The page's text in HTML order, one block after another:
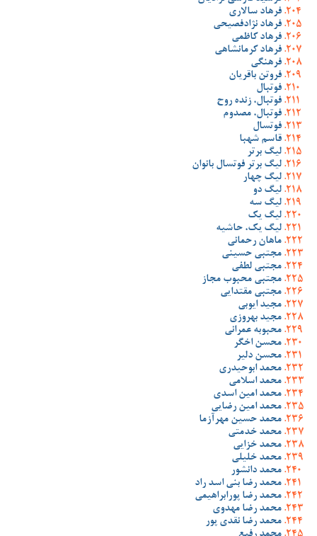
فرهاد سالاری
فرهاد نژادفصیحی
فرهاد کاظمی
فرهاد کرمانشاهی
فرهنگی
فروتن باقریان
فوتبال
فوتبال، زنده روح
فوتبال، مصدوم
فوتسال
قاسم شهبا
لیگ برتر
لیگ برتر فوتسال بانوان
لیگ چهار
لیگ دو
لیگ سه
لیگ یک
لیگ یک، حاشیه
ماهان رحمانی
مجتبی حسینی
مجتبی لطفی
مجتبی محبوب مجاز
مجتبی مقتدایی
مجید ایوبی
مجید بهروزی
محبوبه عمرانی
محسن اخگر
محسن دلیر
محمد ابوحیدری
محمد اسلامی
محمد امین اسدی
محمد امین رضایی
محمد حسین مهرآزما
محمد خدمتی
محمد خزایی
محمد خلیلی
محمد دانشور
محمد رضا بنی اسد راد
محمد رضا پورابراهیمی
محمد رضا مهدوی
محمد رضا نقدی پور